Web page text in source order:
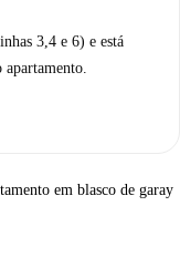
3,4 e 6) e está
apartamento.
em blasco de garay